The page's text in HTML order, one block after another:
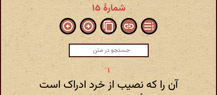
شمارهٔ ۱۵
آن را که نصیب از خرد ادراک است